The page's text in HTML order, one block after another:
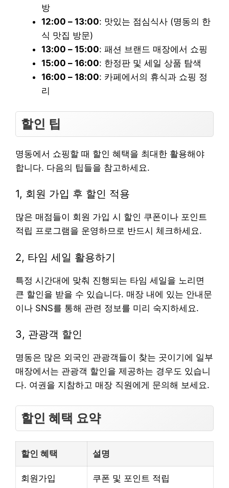
방
12:00 – 13:00: 맛있는 점심식사 (명동의 한
식 맛집 방문)
13:00 – 15:00: 패션 브랜드 매장에서 쇼핑
15:00 – 16:00: 한정판 및 세일 상품 탐색
16:00 – 18:00: 카페에서의 휴식과 쇼핑 정
리
할인 팁
명동에서 쇼핑할 때 할인 혜택을 최대한 활용해야
합니다. 다음의 팁들을 참고하세요.
1, 회원 가입 후 할인 적용
많은 매점들이 회원 가입 시 할인 쿠폰이나 포인트
적립 프로그램을 운영하므로 반드시 체크하세요.
2, 타임 세일 활용하기
특정 시간대에 맞춰 진행되는 타임 세일을 노리면
큰 할인을 받을 수 있습니다. 매장 내에 있는 안내문
이나 SNS를 통해 관련 정보를 미리 숙지하세요.
3, 관광객 할인
명동은 많은 외국인 관광객들이 찾는 곳이기에 일부
매장에서는 관광객 할인을 제공하는 경우도 있습니
다. 여권을 지참하고 매장 직원에게 문의해 보세요.
할인 혜택 요약
할인 혜택 설명
회원가입 쿠폰 및 포인트 적립